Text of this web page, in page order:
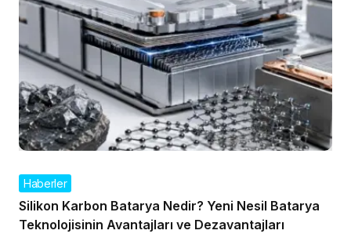
Haberler
Silikon Karbon Batarya Nedir? Yeni Nesil Batarya
Teknolojisinin Avantajları ve Dezavantajları